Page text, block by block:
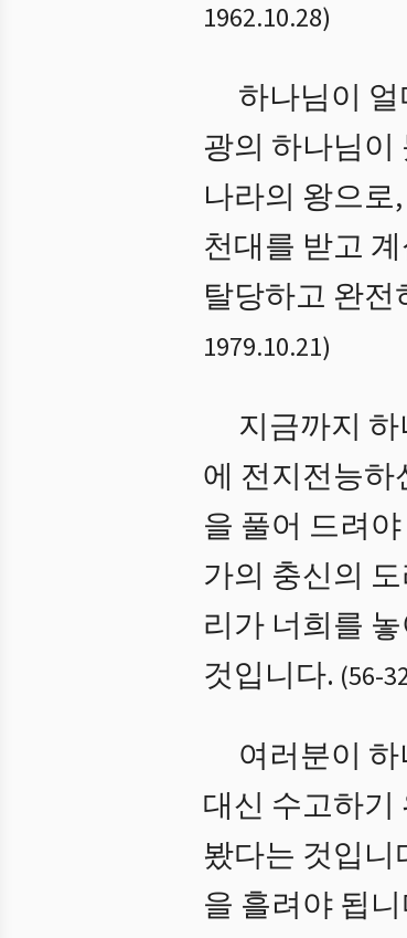
1962.10.28)
하나님이
광의 하나님이
나라의 왕으
천대를 받고
탈당하고 완
1979.10.21)
지금까지
에 전지전능하
을 풀어 드려
가의 충신의
리가 너희를
것입니다. (56-
여러분이
대신 수고하기
봤다는 것입니
을 흘려야 됩